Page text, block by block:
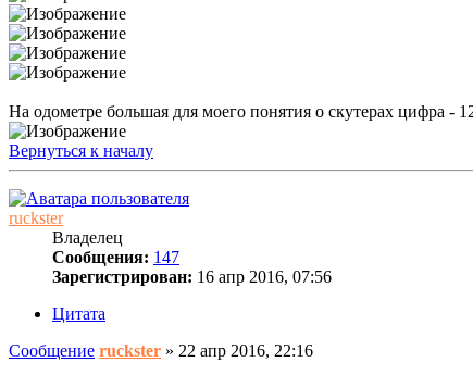
На одометре большая для моего понятия о скутерах цифра -
Вернуться к началу
ruckster
Владелец
Сообщения: 147
Зарегистрирован: 16 апр 2016, 07:56
Цитата
Сообщение ruckster » 22 апр 2016, 22:16